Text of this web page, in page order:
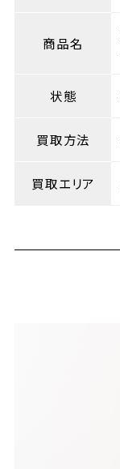
商品名
状態
買取方法
買取エリア